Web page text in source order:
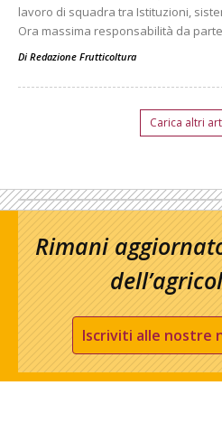
lavoro di squadra tra Istituzioni,
Ora massima responsabilità da
Di Redazione Frutticoltura
Carica altri
Rimani
Iscriviti alle nostre